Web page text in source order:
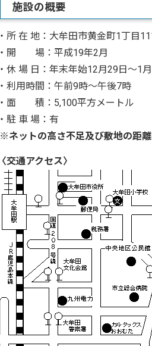
施設の概要
・所 在 地：大牟田市黄金町1丁目
・開 場：平成19年2月
・休 場 日：年末年始12月29日～1
・利用時間：午前9時～午後7時
・面 積：5,100平方メートル
・駐 車 場：有
※ネットの高さ不足及び敷地の距
〈交通アクセス〉